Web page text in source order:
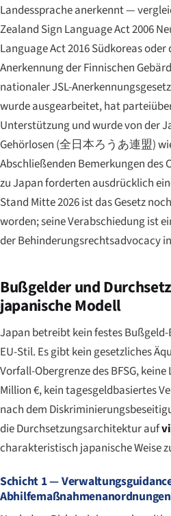
Landessprache anerkennt —
Zealand Sign Language Act 2006
Language Act 2016 Südkoreas
Anerkennung der Finnischen
nationaler JSL-
wurde ausgearbeitet, hat
Unterstützung und wurde von der
Gehörlosen (全日本ろうあ連盟)
Abschließenden Bemerkungen des
zu Japan forderten ausdrücklich
Stand Mitte 2026 ist das Gesetz
worden; seine Verabschiedung ist
der Behinderungsrechtsadvocacy
Bußgelder und
japanische Modell
Japan betreibt kein festes
EU-Stil. Es gibt kein gesetzliches
Vorfall-Obergrenze des BFSG,
Million €, kein tagesgeldbasiertes
nach dem
die Durchsetzungsarchitektur auf
charakteristisch japanische Weise
Schicht 1 —
Abhilfemaßnahmenanordnungen